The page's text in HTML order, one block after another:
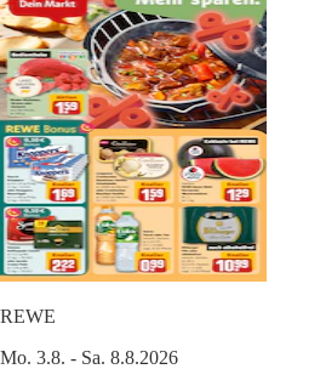
REWE
Mo. 3.8. - Sa. 8.8.2026